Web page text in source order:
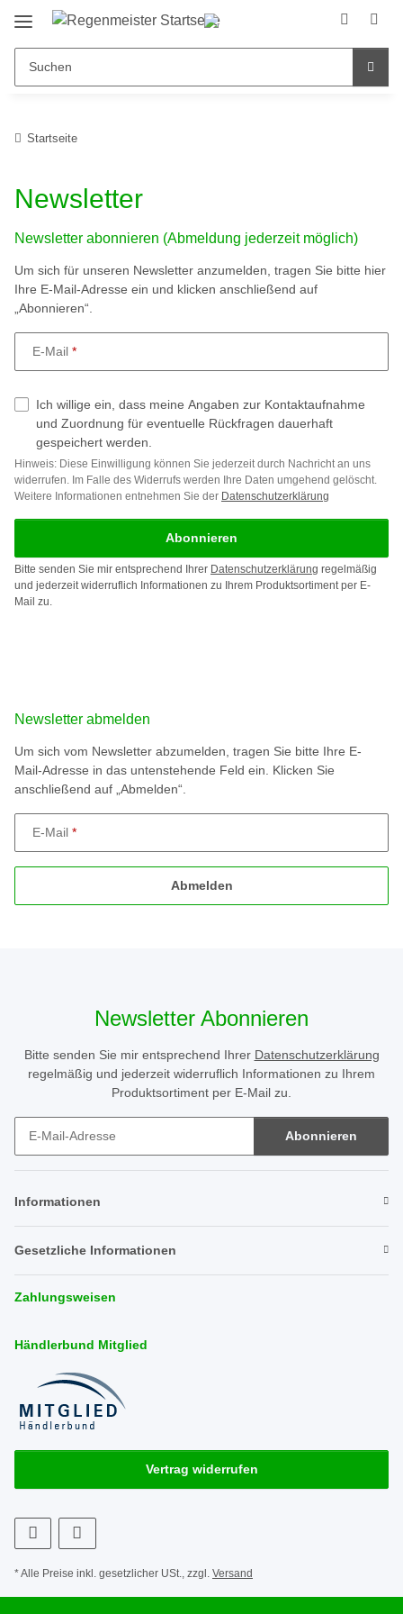
Startseite
Newsletter
Newsletter abonnieren (Abmeldung jederzeit möglich)
Um sich für unseren Newsletter anzumelden, tragen Sie bitte hier
Ihre E-Mail-Adresse ein und klicken anschließend auf
„Abonnieren“.
E-Mail
Hinweis: Diese Einwilligung können Sie jederzeit durch Nachricht an uns
widerrufen. Im Falle des Widerrufs werden Ihre Daten umgehend gelöscht.
Weitere Informationen entnehmen Sie der Datenschutzerklärung
Ich willige ein, dass meine Angaben zur Kontaktaufnahme
und Zuordnung für eventuelle Rückfragen dauerhaft
gespeichert werden.
Abonnieren
Bitte senden Sie mir entsprechend Ihrer Datenschutzerklärung regelmäßig
und jederzeit widerruflich Informationen zu Ihrem Produktsortiment per E-
Mail zu.
Newsletter abmelden
Um sich vom Newsletter abzumelden, tragen Sie bitte Ihre E-
Mail-Adresse in das untenstehende Feld ein. Klicken Sie
anschließend auf „Abmelden“.
E-Mail
Abmelden
Newsletter Abonnieren
Bitte senden Sie mir entsprechend Ihrer Datenschutzerklärung
regelmäßig und jederzeit widerruflich Informationen zu Ihrem
Produktsortiment per E-Mail zu.
Abonnieren
Informationen
Gesetzliche Informationen
Zahlungsweisen
Händlerbund Mitglied
Vertrag widerrufen
* Alle Preise inkl. gesetzlicher USt., zzgl. Versand